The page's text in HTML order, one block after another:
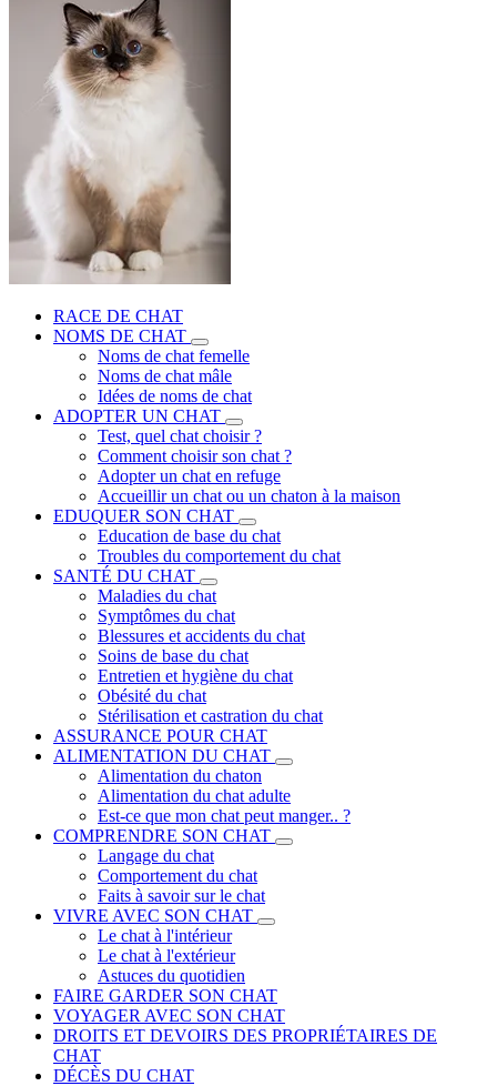
RACE DE CHAT
NOMS DE CHAT
Noms de chat femelle
Noms de chat mâle
Idées de noms de chat
ADOPTER UN CHAT
Test, quel chat choisir ?
Comment choisir son chat ?
Adopter un chat en refuge
Accueillir un chat ou un chaton à la maison
EDUQUER SON CHAT
Education de base du chat
Troubles du comportement du chat
SANTÉ DU CHAT
Maladies du chat
Symptômes du chat
Blessures et accidents du chat
Soins de base du chat
Entretien et hygiène du chat
Obésité du chat
Stérilisation et castration du chat
ASSURANCE POUR CHAT
ALIMENTATION DU CHAT
Alimentation du chaton
Alimentation du chat adulte
Est-ce que mon chat peut manger.. ?
COMPRENDRE SON CHAT
Langage du chat
Comportement du chat
Faits à savoir sur le chat
VIVRE AVEC SON CHAT
Le chat à l'intérieur
Le chat à l'extérieur
Astuces du quotidien
FAIRE GARDER SON CHAT
VOYAGER AVEC SON CHAT
DROITS ET DEVOIRS DES PROPRIÉTAIRES DE
CHAT
DÉCÈS DU CHAT